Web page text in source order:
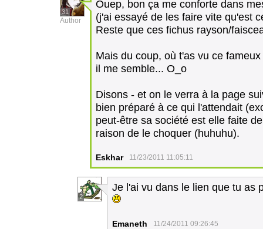
31
Author
Ouep, bon ça me conforte dans
(j'ai essayé de les faire vite qu'est
Reste que ces fichus rayson/
Mais du coup, où t'as vu ce
il me semble... O_o
Disons - et on le verra à la page
bien préparé à ce qui l'attendait
peut-être sa société est elle faite
raison de le choquer (huhuhu).
Eskhar 11/23/2011 11:05:11
2
Je l'ai vu dans le lien que tu as
Emaneth 11/24/2011 09:26:45